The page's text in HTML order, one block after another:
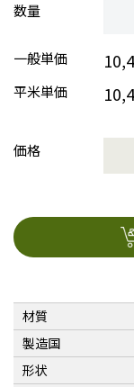
数量
一般単価
平米単価
価格
材質
製造国
形状